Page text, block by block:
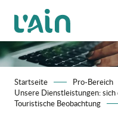
contenu
principal
Startseite
Pro-Bereich
Unsere Dienstleistungen:
Touristische Beobachtung